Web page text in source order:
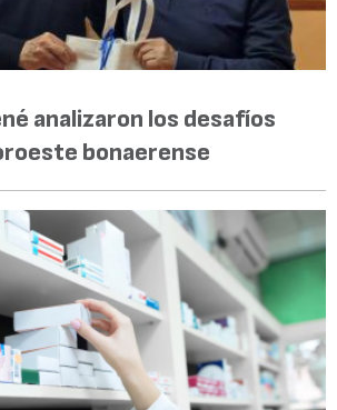
analizaron los desafíos
bonaerense